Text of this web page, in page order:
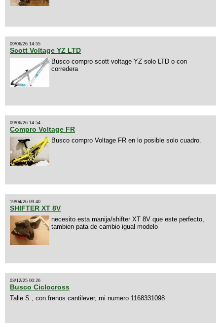
09/06/26 14:55
Scott Voltage YZ LTD
Busco compro scott voltage YZ solo LTD o con
corredera
09/06/26 14:54
Compro Voltage FR
Busco compro Voltage FR en lo posible solo cuadro.
19/04/26 09:40
SHIFTER XT 8V
necesito esta manija/shifter XT 8V que este perfecto,
tambien pata de cambio igual modelo
03/12/25 00:26
Busco Ciclocross
Talle S , con frenos cantilever, mi numero 1168331098